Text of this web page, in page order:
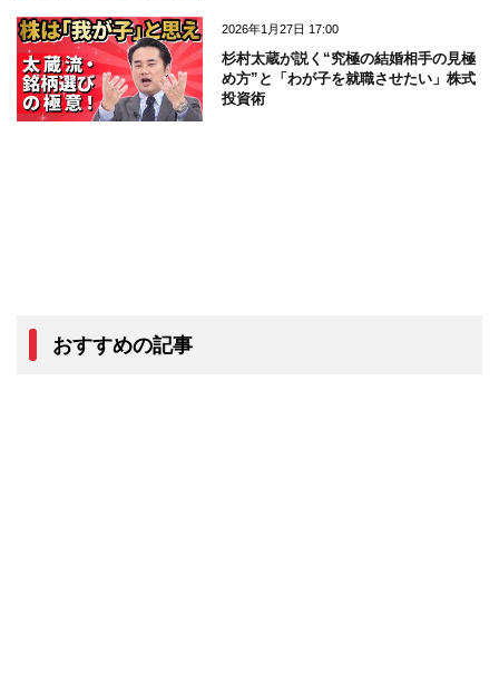
2026年1月27日 17:00
杉村太蔵が説く“究極の結婚相手の見極
め方”と「わが子を就職させたい」株式
投資術
おすすめの記事